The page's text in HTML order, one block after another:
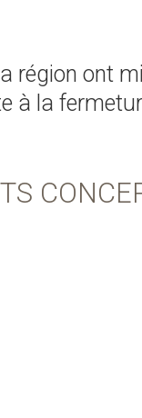
région ont
à la